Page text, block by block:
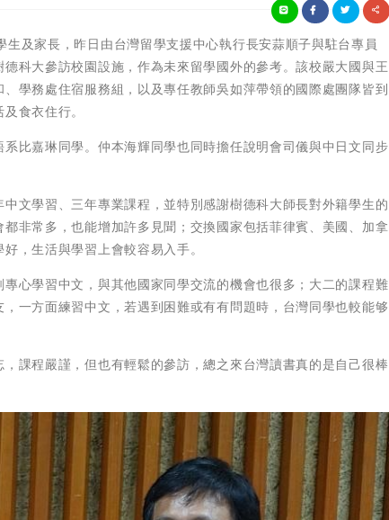
及家長，昨日由台灣留學支援中心執行長安蒜順子與駐台專員
科大參訪校園設施，作為未來留學國外的參考。該校嚴大國與王
學務處住宿服務組，以及專任教師吳如萍帶領的國際處團隊皆到
食衣住行。
比嘉琳同學。仲本海輝同學也同時擔任說明會司儀與中日文同步
文學習、三年專業課程，並特別感謝樹德科大師長對外籍學生的
非常多，也能增加許多見聞；交換國家包括菲律賓、美國、加拿
，生活與學習上會較容易入手。
心學習中文，與其他國家同學交流的機會也很多；大二的課程難
一方面練習中文，若遇到困難或有有問題時，台灣同學也較能够
課程嚴謹，但也有輕鬆的參訪，總之來台灣讀書真的是自己很棒